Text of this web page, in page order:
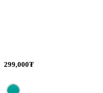
299,000₮